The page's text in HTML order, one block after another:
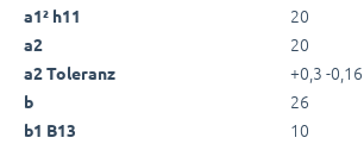
a1² h11 20
a2 20
a2 Toleranz +0,3 -0,16
b 26
b1 B13 10